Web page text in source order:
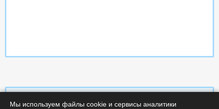
Мы используем файлы cookie и сервисы аналитики